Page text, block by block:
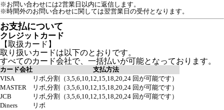
※お問い合わせには2営業日以内に返信します。
※時間外のお問い合わせに関しては翌営業日の受付となります。
お支払について
クレジットカード
【取扱カード】
取り扱いカードは以下のとおりです。
すべてのカード会社で、一括払いが可能となっております。
カード会社
支払方法
VISA
リボ,分割（3,5,6,10,12,15,18,20,24 回が可能です）
MASTER
リボ,分割（3,5,6,10,12,15,18,20,24 回が可能です）
JCB
リボ,分割（3,5,6,10,12,15,18,20,24 回が可能です）
Diners
リボ